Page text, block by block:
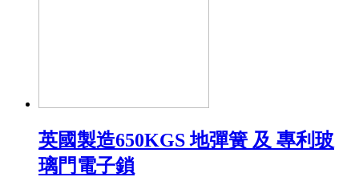
英國製造650KGS 地彈簧 及 專利玻
璃門電子鎖